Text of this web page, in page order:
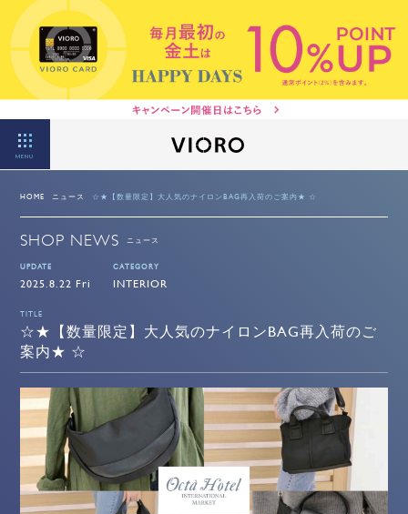
MENU
HOME ニュース ☆★【数量限定】大人気のナイロンBAG再入荷のご案内★ ☆
SHOP NEWS ニュース
UPDATE
2025.8.22 Fri
CATEGORY
INTERIOR
TITLE
☆★【数量限定】大人気のナイロンBAG再入荷のご
案内★ ☆